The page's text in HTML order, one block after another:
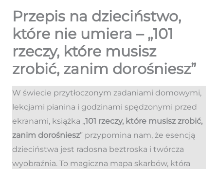
Przepis na dzieciństwo,
które nie umiera – „101
rzeczy, które musisz
zrobić, zanim dorośniesz”
W świecie przytłoczonym zadaniami domowymi,
lekcjami pianina i godzinami spędzonymi przed
ekranami, książka „101 rzeczy, które musisz zrobić,
zanim dorośniesz” przypomina nam, że esencją
dzieciństwa jest radosna beztroska i twórcza
wyobraźnia. To magiczna mapa skarbów, która